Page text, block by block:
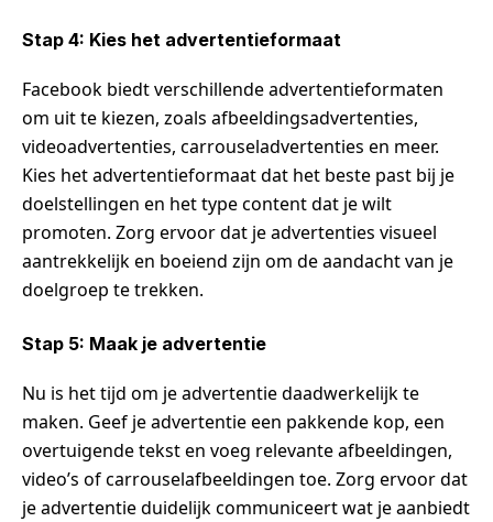
Stap 4: Kies het advertentieformaat
Facebook biedt verschillende advertentieformaten
om uit te kiezen, zoals afbeeldingsadvertenties,
videoadvertenties, carrouseladvertenties en meer.
Kies het advertentieformaat dat het beste past bij je
doelstellingen en het type content dat je wilt
promoten. Zorg ervoor dat je advertenties visueel
aantrekkelijk en boeiend zijn om de aandacht van je
doelgroep te trekken.
Stap 5: Maak je advertentie
Nu is het tijd om je advertentie daadwerkelijk te
maken. Geef je advertentie een pakkende kop, een
overtuigende tekst en voeg relevante afbeeldingen,
video’s of carrouselafbeeldingen toe. Zorg ervoor dat
je advertentie duidelijk communiceert wat je aanbiedt